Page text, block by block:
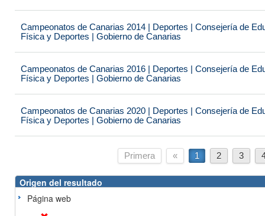
Campeonatos de Canarias 2014 | Deportes | Consejería de
Física y Deportes | Gobierno de Canarias
Campeonatos de Canarias 2016 | Deportes | Consejería de
Física y Deportes | Gobierno de Canarias
Campeonatos de Canarias 2020 | Deportes | Consejería de
Física y Deportes | Gobierno de Canarias
Primera « 1 2 3
Origen del resultado
Página web